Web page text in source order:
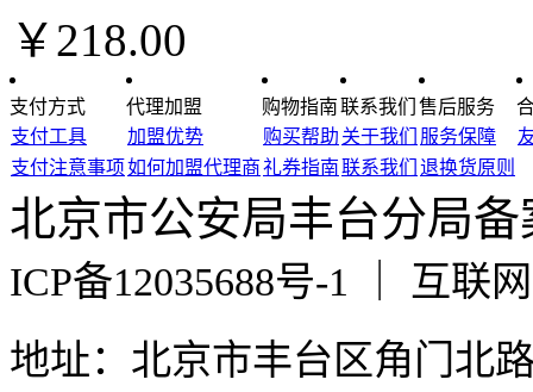
￥218.00
支付方式
支付工具
支付注意事项
代理加盟
加盟优势
如何加盟代理商
购物指南
购买帮助
礼券指南
联系我们
关于我们
联系我们
售后服务
服务保障
退换货原则
北京市公安局丰台分局
ICP备12035688号-1 ｜ 互联
地址：北京市丰台区角门